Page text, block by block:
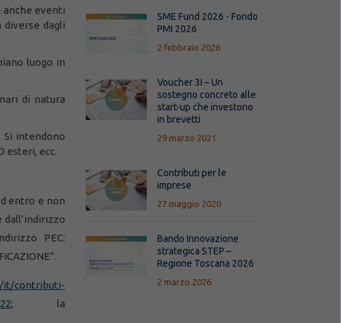
anche eventi
dagli
luogo in
di natura
Si intendono
esteri, ecc.
entro e non
dall’indirizzo
PEC:
it/contributi-
; la
SME Fund 2026 - Fondo
PMI 2026
2 febbraio 2026
Voucher 3I – Un
sostegno concreto alle
start-up che investono
in brevetti
29 marzo 2021
Contributi per le
imprese
27 maggio 2020
Bando Innovazione
strategica STEP –
Regione Toscana 2026
2 marzo 2026